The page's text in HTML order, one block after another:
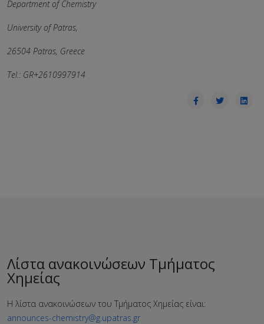
Department of Chemistry
University of Patras,
26504 Patras, Greece
Tel.: GR+2610997914
Λίστα ανακοινώσεων Τμήματος
Χημείας
Η λίστα ανακοινώσεων του Τμήματος Χημείας είναι:
announces-chemistry@g.upatras.gr